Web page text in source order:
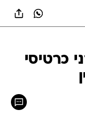
כרטיסי